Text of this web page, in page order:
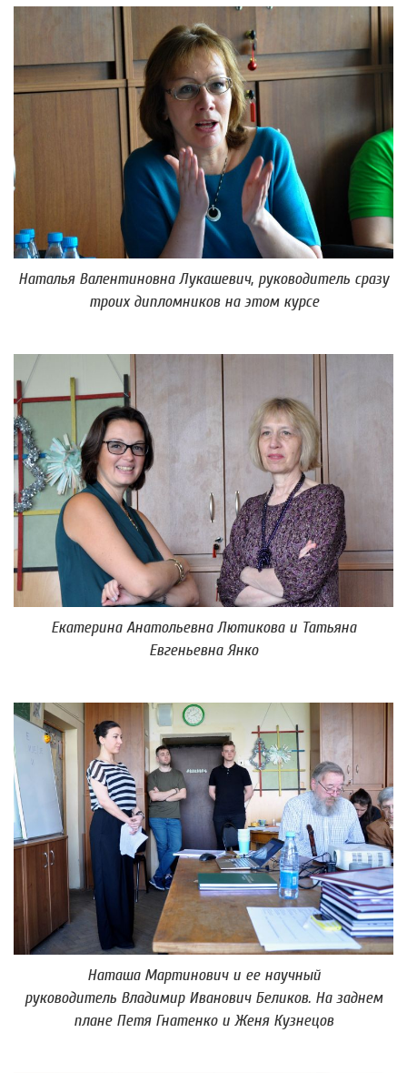
Наталья Валентиновна Лукашевич, руководитель сразу
троих дипломников на этом курсе
Екатерина Анатольевна Лютикова и Татьяна
Евгеньевна Янко
Наташа Мартинович и ее научный
руководитель Владимир Иванович Беликов. На заднем
плане Петя Гнатенко и Женя Кузнецов